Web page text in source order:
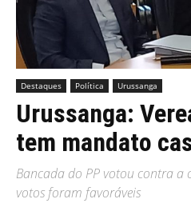
Destaques Política Urussanga
Urussanga:
tem mandato
Bancada do PP votou contra a
votos foram favoráveis